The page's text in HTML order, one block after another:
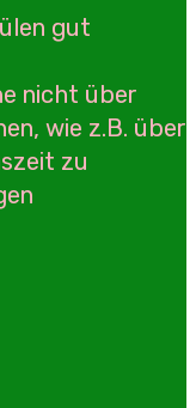
gut
nicht über
wie z.B. über
zu